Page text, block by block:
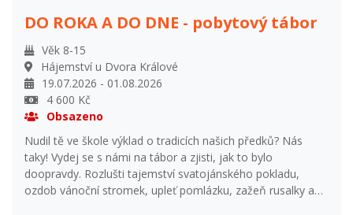
DO ROKA A DO DNE - pobytový tábor
Věk 8-15
Hájemství u Dvora Králové
19.07.2026 - 01.08.2026
4 600 Kč
Obsazeno
Nudil tě ve škole výklad o tradicích našich předků? Nás
taky! Vydej se s námi na tábor a zjisti, jak to bylo
doopravdy. Rozlušti tajemství svatojánského pokladu,
ozdob vánoční stromek, upleť pomlázku, zažeň rusalky a